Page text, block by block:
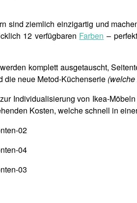
sind ziemlich einzigartig und
12 verfügbaren Farben –
komplett ausgetauscht,
die neue Metod-Küchenserie
Individualisierung von Ikea-
Kosten, welche schnell in